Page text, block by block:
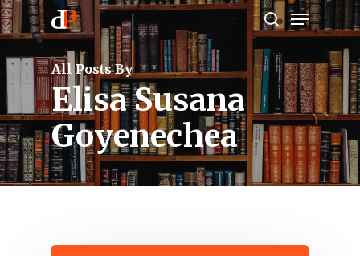
Skip
to
main
content
search
Menu
All Posts By
Elisa Susana
Goyenechea